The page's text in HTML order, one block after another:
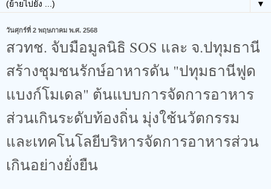
▼
วันศุกร์ที่ 2 พฤษภาคม พ.ศ. 2568
สวทช. จับมือมูลนิธิ SOS และ จ.ปทุมธานี
สร้างชุมชนรักษ์อาหารดัน "ปทุมธานีฟูด
แบงก์โมเดล" ต้นแบบการจัดการอาหาร
ส่วนเกินระดับท้องถิ่น​ มุ่งใช้นวัตกรรม
และเทคโนโลยีบริหารจัดการอาหารส่วน
เกินอย่างยั่งยืน